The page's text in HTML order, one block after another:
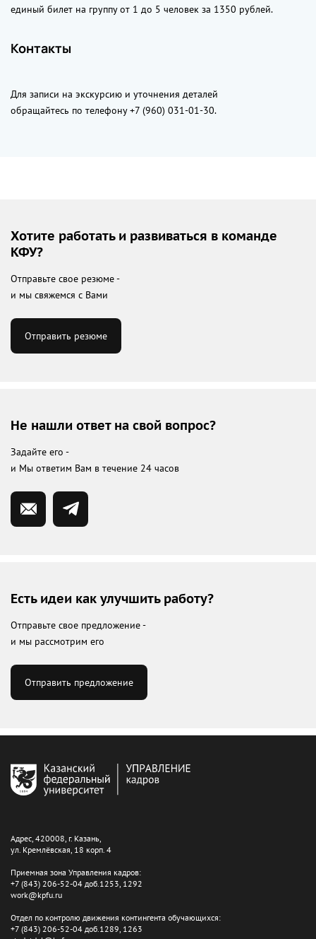
единый билет на группу от 1 до 5 человек за 1350 рублей.
Контакты
Для записи на экскурсию и уточнения деталей
обращайтесь по телефону +7 (960) 031-01-30.
Хотите работать и развиваться в команде
КФУ?
Отправьте свое резюме -
и мы свяжемся с Вами
Отправить резюме
Не нашли ответ на свой вопрос?
Задайте его -
и Мы ответим Вам в течение 24 часов
Есть идеи как улучшить работу?
Отправьте свое предложение -
и мы рассмотрим его
Отправить предложение
Адрес, 420008, г. Казань,
ул. Кремлёвская, 18 корп. 4
Приемная зона Управления кадров:
+7 (843) 206-52-04 доб.1253, 1292
work@kpfu.ru
Отдел по контролю движения контингента обучающихся:
+7 (843) 206-52-04 доб.1289, 1263